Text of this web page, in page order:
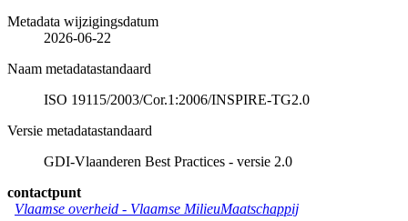
Metadata wijzigingsdatum
2026-06-22
Naam metadatastandaard
ISO 19115/2003/Cor.1:2006/INSPIRE-TG2.0
Versie metadatastandaard
GDI-Vlaanderen Best Practices - versie 2.0
contactpunt
Vlaamse overheid - Vlaamse MilieuMaatschappij